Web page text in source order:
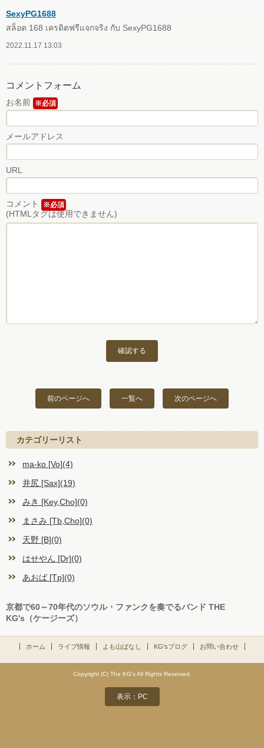
SexyPG1688
สล็อต 168 เครดิตฟรีแจกจริง กับ SexyPG1688
2022.11.17 13:03
コメントフォーム
お名前 ※必須
メールアドレス
URL
コメント ※必須
(HTMLタグは使用できません)
前のページへ 一覧へ 次のページへ
カテゴリーリスト
ma-ko [Vo](4)
井尻 [Sax](19)
みき [Key,Cho](0)
まさみ [Tb,Cho](0)
天野 [B](0)
はせやん [Dr](0)
あおば [Tp](0)
京都で60～70年代のソウル・ファンクを奏でるバンド THE
KG's（ケージーズ）
ホーム ライブ情報 よも山ばなし KG'sブログ お問い合わせ
Copyright (C) The KG's All Rights Reserved.
表示：PC